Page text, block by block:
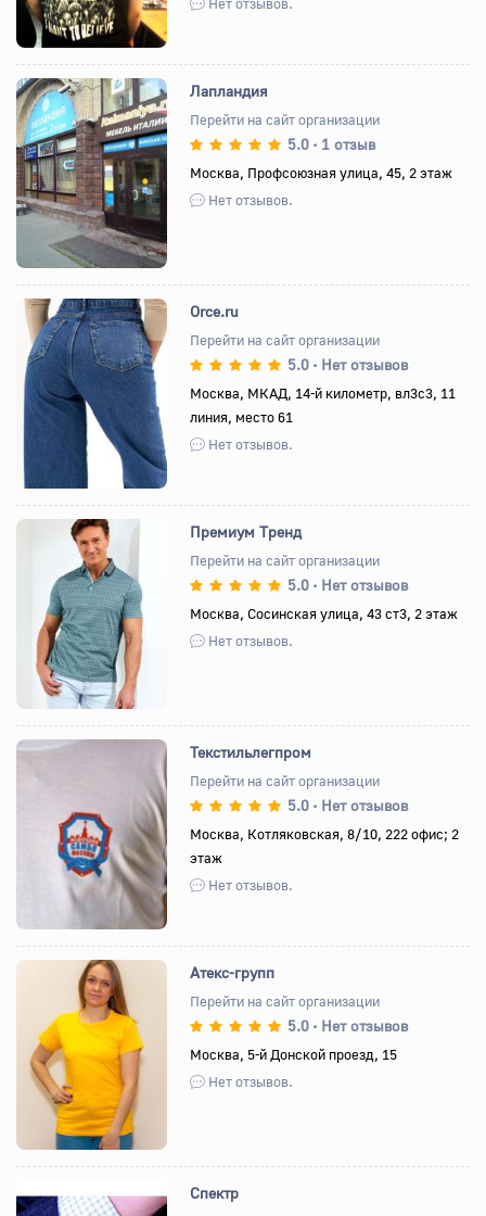
Назад Вперед
Лапландия
Перейти на сайт организации
5.0 • 1 отзыв
Москва, Профсоюзная улица, 45, 2 этаж
Нет отзывов.
Назад Вперед
Orce.ru
Перейти на сайт организации
5.0 • Нет отзывов
Москва, МКАД, 14-й километр, вл3с3, 11
линия, место 61
Нет отзывов.
Назад Вперед
Премиум Тренд
Перейти на сайт организации
5.0 • Нет отзывов
Москва, Сосинская улица, 43 ст3, 2 этаж
Нет отзывов.
Назад Вперед
Текстильлегпром
Перейти на сайт организации
5.0 • Нет отзывов
Москва, Котляковская, 8/10, 222 офис; 2
этаж
Нет отзывов.
Назад Вперед
Атекс-групп
Перейти на сайт организации
5.0 • Нет отзывов
Москва, 5-й Донской проезд, 15
Нет отзывов.
Спектр